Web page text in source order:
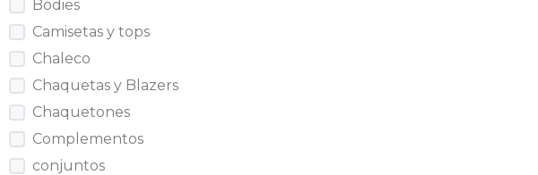
Bodies
Camisetas y tops
Chaleco
Chaquetas y Blazers
Chaquetones
Complementos
conjuntos